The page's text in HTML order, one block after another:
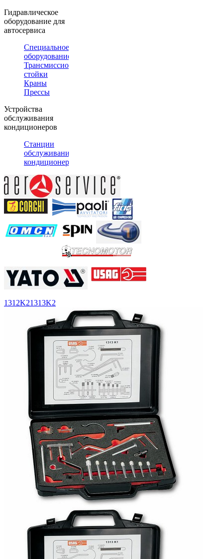
Гидравлическое
оборудование для
автосервиса
Специальное
оборудование
Трансмиссионные
стойки
Краны
Прессы
Устройства
обслуживания
кондиционеров
Станции
обслуживания
кондиционеров
1312K21313K2